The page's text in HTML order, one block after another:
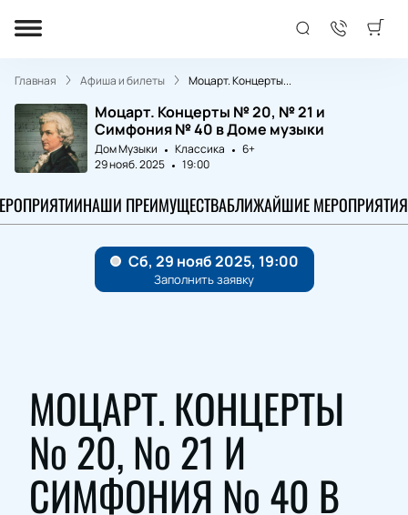
Главная Афиша и билеты Моцарт. Концерты...
Моцарт. Концерты № 20, № 21 и
Симфония № 40 в Доме музыки
Дом Музыки Классика
6+
29 нояб. 2025
19:00
НАШИ ПРЕИМУЩЕСТВАБЛИЖАЙШИЕ МЕРОПРИЯТИЯ
МОЦАРТ. КОНЦЕРТЫ
№ 20, № 21 И
СИМФОНИЯ № 40 В